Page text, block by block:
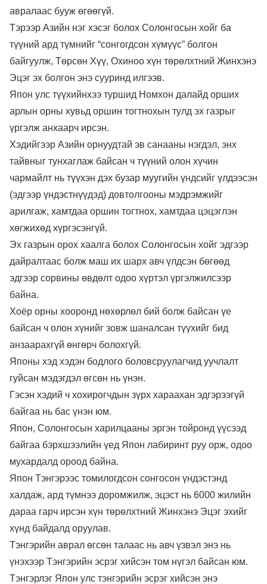
авралаас бууж өгөөгүй.
Тэрээр Азийн нэг хэсэг болох Солонгосын хойг ба
түүний ард түмнийг “сонгогдсон хүмүүс” болгон
байгуулж, Төрсөн Хүү, Охиноо хүн төрөлхтний Жинхэнэ
Эцэг эх болгон энэ сууринд илгээв.
Япон улс түүхийнхээ туршид Номхон далайд орших
арлын орны хувьд оршин тогтнохын тулд эх газрыг
үргэлж анхаарч ирсэн.
Хэдийгээр Азийн орнуудтай эв санааны нэгдэл, энх
тайвныг тунхаглаж байсан ч түүний олон хүчин
чармайлт нь түүхэн дэх бузар муугийн үндсийг үлдээсэн
(эдгээр үндэстнүүдэд) довтолгооны мэдрэмжийг
арилгаж, хамтдаа оршин тогтнох, хамтдаа цэцэглэн
хөгжихөд хүргэсэнгүй.
Эх газрын орох хаалга болох Солонгосын хойг эдгээр
дайралтаас болж маш их шарх авч үлдсэн бөгөөд
эдгээр сорвины өвдөлт одоо хүртэл үргэлжилсээр
байна.
Хоёр орны хооронд нөхөрлөл бий болж байсан үе
байсан ч олон хүнийг зовж шаналсан түүхийг бид
анзаарахгүй өнгөрч болохгүй.
Японы хэд хэдэн бодлого боловсруулагчид уучлалт
гуйсан мэдэгдэл өгсөн нь үнэн.
Гэсэн хэдий ч хохирогчдын зүрх хараахан эдгэрээгүй
байгаа нь бас үнэн юм.
Япон, Солонгосын харилцааны эргэн тойронд үүсээд
байгаа бэрхшээлийн үед Япон лабиринт руу орж, одоо
мухардалд ороод байна.
Япон Тэнгэрээс томилогдсон сонгосон үндэстэнд
халдаж, ард түмнээ доромжилж, эцэст нь 6000 жилийн
дараа гарч ирсэн хүн төрөлхтний Жинхэнэ Эцэг эхийг
хүнд байдалд оруулав.
Тэнгэрийн аврал өгсөн талаас нь авч үзвэл энэ нь
үнэхээр Тэнгэрийн эсрэг хийсэн том нүгэл байсан юм.
Тэнгэрлэг Япон улс тэнгэрийн эсрэг хийсэн энэ